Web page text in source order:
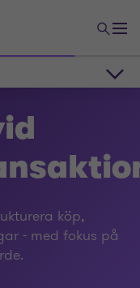
köp,
- med fokus på